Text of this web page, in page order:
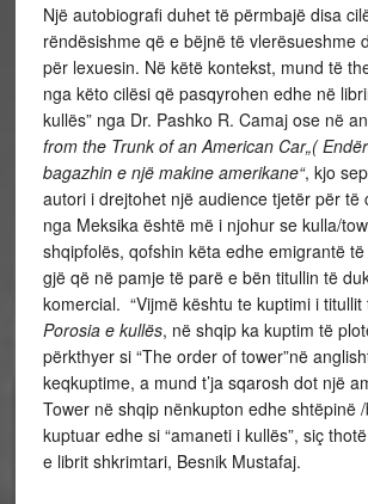
Një autobiografi duhet të përmbajë disa
rëndësishme që e bëjnë të vlerësueshme
për lexuesin. Në këtë kontekst, mund të
nga këto cilësi që pasqyrohen edhe në
kullës” nga Dr. Pashko R. Camaj ose në
from the Trunk of an American Car„(
bagazhin e një makineamerikane“, kjo
autori i drejtohet një audience tjetër për të
nga Meksika është më i njohur se kulla/
shqipfolës, qofshin këta edhe emigrantë
gjë që në pamje të parë e bën titullin të
komercial. “Vijmë kështu te kuptimi i
Porosia e kullës, në shqip ka kuptim të
përkthyer si “The order of tower”në
keqkuptime, a mund t’ja sqarosh dot një
Tower në shqip nënkupton edhe shtëpinë
kuptuar edhe si “amaneti i kullës”, siç
e librit shkrimtari, Besnik Mustafaj.